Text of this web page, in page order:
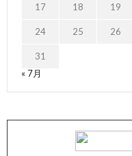
17 18 19
24 25 26
31
« 7月